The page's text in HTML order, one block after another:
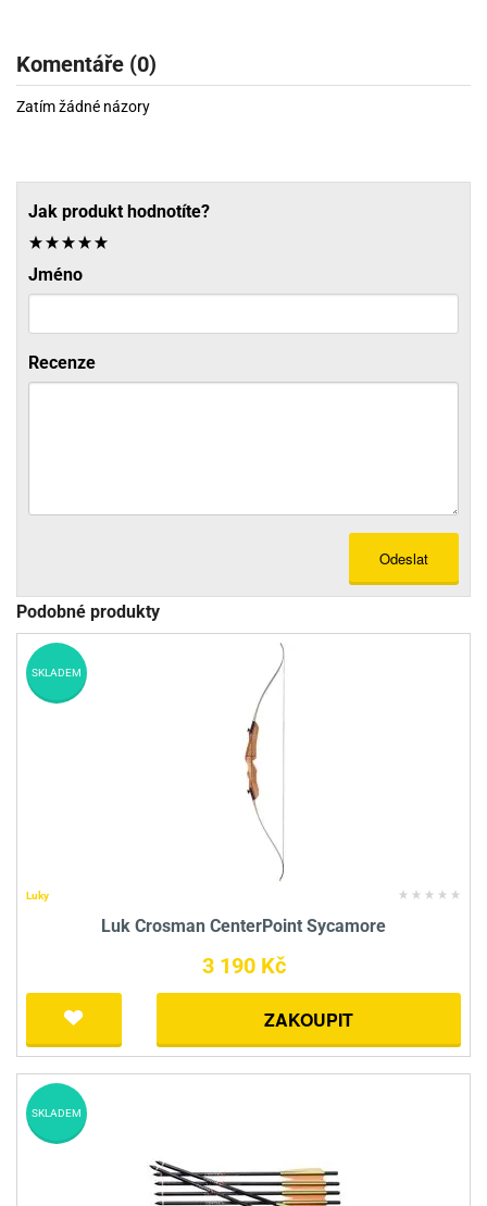
Komentáře (0)
Zatím žádné názory
Jak produkt hodnotíte?
Jméno
Recenze
Odeslat
Podobné produkty
Luky
Luk Crosman CenterPoint Sycamore
3 190 Kč
ZAKOUPIT
SKLADEM
SKLADEM